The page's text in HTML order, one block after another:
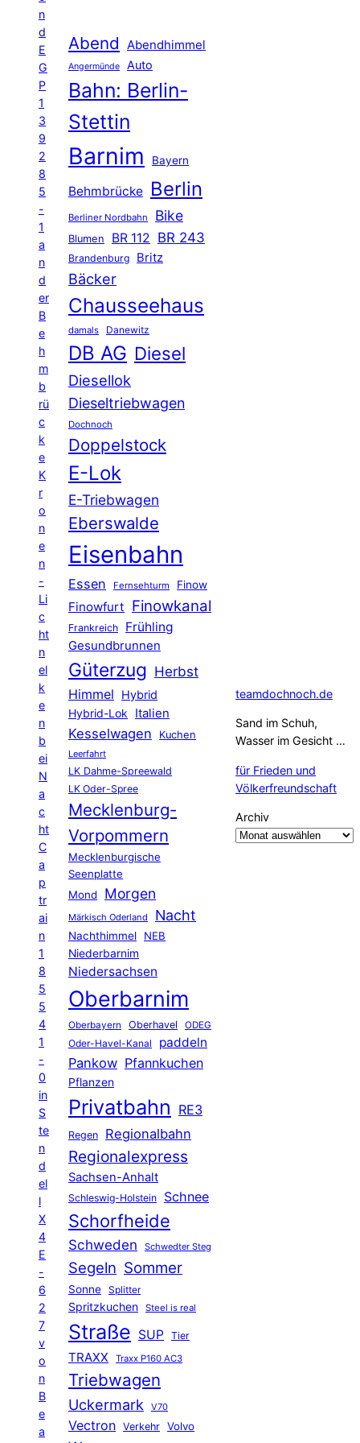
n
d
E
G
P
1
3
9
2
8
5
-
1
a
n
d
er
B
e
h
m
b
rü
c
k
e
K
r
o
n
e
n
-
Li
c
ht
n
el
k
e
n
b
ei
N
a
c
ht
C
a
p
tr
ai
n
1
8
5
5
4
1
-
0
in
S
te
n
d
el
l
X
4
E
-
6
2
7
v
o
n
B
e
a
Abend Abendhimmel
Angermünde Auto
Bahn: Berlin-
Stettin
Barnim Bayern
Behmbrücke Berlin
Berliner Nordbahn Bike
Blumen BR 112 BR 243
Brandenburg Britz
Bäcker
Chausseehaus
damals Danewitz
DB AG Diesel
Diesellok
Dieseltriebwagen
Dochnoch
Doppelstock
E-Lok
E-Triebwagen
Eberswalde
Eisenbahn
Essen Fernsehturm Finow
Finowfurt Finowkanal
Frankreich Frühling
Gesundbrunnen
Güterzug Herbst
Himmel
Hybrid
Hybrid-Lok Italien
Kesselwagen Kuchen
Leerfahrt
LK Dahme-Spreewald
LK Oder-Spree
Mecklenburg-
Vorpommern
Mecklenburgische
Seenplatte
Mond
Morgen
Märkisch Oderland Nacht
Nachthimmel
NEB
Niederbarnim
Niedersachsen
Oberbarnim
Oberbayern Oberhavel ODEG
Oder-Havel-Kanal paddeln
Pankow Pfannkuchen
Pflanzen
Privatbahn RE3
Regen Regionalbahn
Regionalexpress
Sachsen-Anhalt
Schleswig-Holstein Schnee
Schorfheide
Schweden Schwedter Steg
Segeln Sommer
Sonne Splitter
Spritzkuchen Steel is real
Straße SUP Tier
TRAXX Traxx P160 AC3
Triebwagen
Uckermark V70
Vectron Verkehr Volvo
teamdochnoch.de
Sand im Schuh,
Wasser im Gesicht …
für Frieden und
Völkerfreundschaft
Archiv